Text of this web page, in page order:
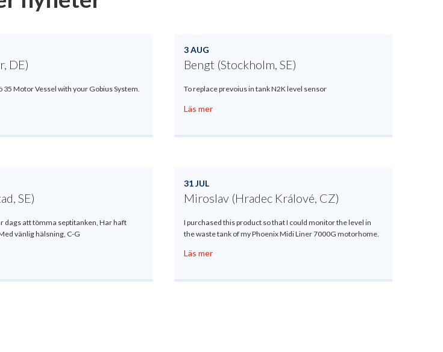
DE)
35 Motor Vessel with your Gobius System.
3 AUG
Bengt (Stockholm, SE)
To replace prevoius in tank N2K level sensor
Läs mer
SE)
dags att tömma septitanken, Har haft
vänlig hälsning, C-G
31 JUL
Miroslav (Hradec Králové, CZ)
I purchased this product so that I could monitor the level in
the waste tank of my Phoenix Midi Liner 7000G motorhome.
Läs mer